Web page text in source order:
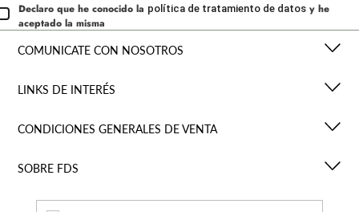
Declaro que he conocido la política de tratamiento de datos y he
aceptado la misma
COMUNICATE CON NOSOTROS
LINKS DE INTERÉS
CONDICIONES GENERALES DE VENTA
SOBRE FDS